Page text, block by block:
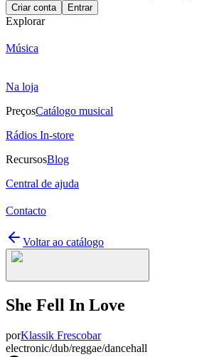
Criar conta Entrar
Explorar
Música
Na loja
PreçosCatálogo musical
Rádios In-store
RecursosBlog
Central de ajuda
Contacto
Voltar ao catálogo
She Fell In Love
porKlassik Frescobar
electronic/dub/reggae/dancehall